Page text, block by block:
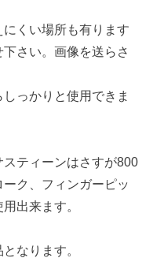
にくい場所も有ります
さい。画像を送らさ
っかりと使用できま
ティーンはさすが800
ク、フィンガーピッ
出来ます。
なります。